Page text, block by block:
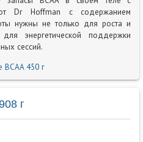
Dr Hoffman с содержанием
нужны не только для роста и
энергетической поддержки
сессий.
BCAA 450 г
г